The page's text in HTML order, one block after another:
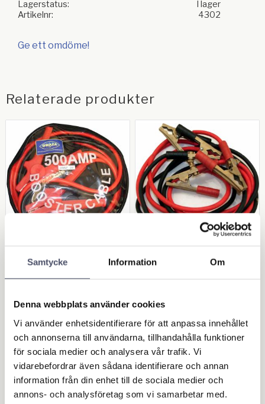
Samtycke Information Om
Denna webbplats använder cookies
Vi använder enhetsidentifierare för att anpassa innehållet
och annonserna till användarna, tillhandahålla funktioner
för sociala medier och analysera vår trafik. Vi
vidarebefordrar även sådana identifierare och annan
information från din enhet till de sociala medier och
annons- och analysföretag som vi samarbetar med.
Lagerstatus
I lager
Artikelnr
4302
Ge ett omdöme!
Relaterade produkter
Startkabel 500 Am
p. 3 meter
Startkabel. 3 meter. 25mm².
innehåller + 80% koppar
403,00KR
Lägg till i favoriter
KÖP
Startkabel 700 Am
p. 5 meter
Startkabel. 5 meter. 35mm².
innehåller + 80% koppar.
KÖP